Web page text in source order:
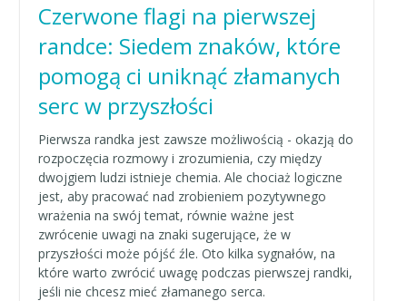
Czerwone flagi na pierwszej
randce: Siedem znaków, które
pomogą ci uniknąć złamanych
serc w przyszłości
Pierwsza randka jest zawsze możliwością - okazją do
rozpoczęcia rozmowy i zrozumienia, czy między
dwojgiem ludzi istnieje chemia. Ale chociaż logiczne
jest, aby pracować nad zrobieniem pozytywnego
wrażenia na swój temat, równie ważne jest
zwrócenie uwagi na znaki sugerujące, że w
przyszłości może pójść źle. Oto kilka sygnałów, na
które warto zwrócić uwagę podczas pierwszej randki,
jeśli nie chcesz mieć złamanego serca.